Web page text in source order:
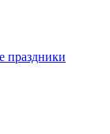
праздники